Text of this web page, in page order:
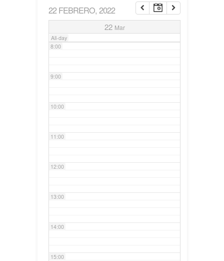
22 FEBRERO, 2022
22 Mar
All-day
7:00
8:00
9:00
10:00
11:00
12:00
13:00
14:00
15:00